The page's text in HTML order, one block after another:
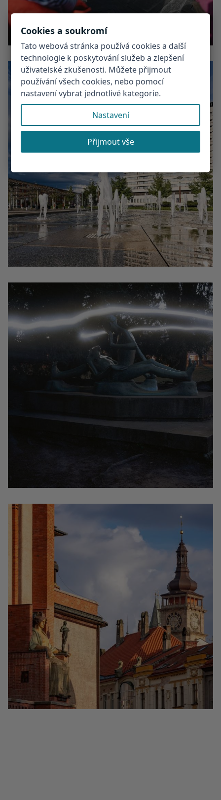
Cookies a soukromí
Tato webová stránka používá cookies a další
technologie k poskytování služeb a zlepšení
uživatelské zkušenosti. Můžete přijmout
používání všech cookies, nebo pomocí
nastavení vybrat jednotlivé kategorie.
Nastavení
Přijmout vše